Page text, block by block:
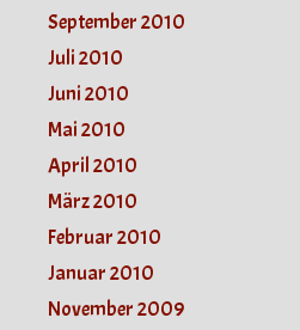
September 2010
Juli 2010
Juni 2010
Mai 2010
April 2010
März 2010
Februar 2010
Januar 2010
November 2009